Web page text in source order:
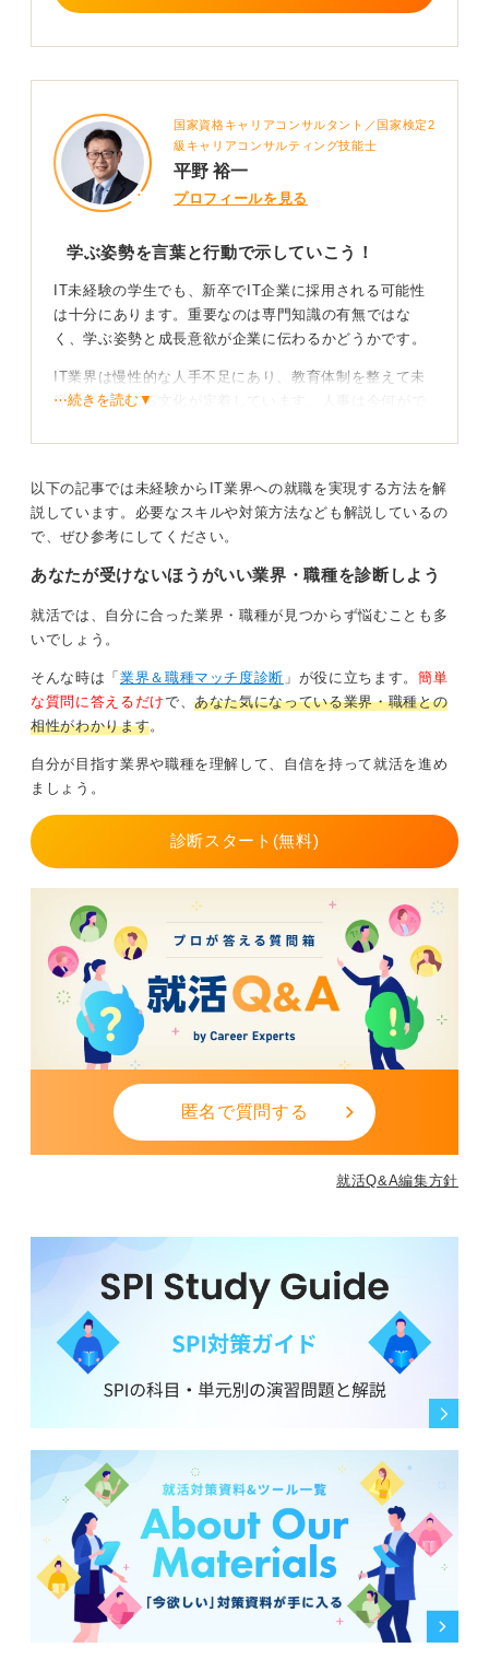
0
国家資格キャリアコンサルタント／国家検定2
級キャリアコンサルティング技能士
平野 裕一
プロフィールを見る
学ぶ姿勢を言葉と行動で示していこう！
IT未経験の学生でも、新卒でIT企業に採用される可能性
は十分にあります。重要なのは専門知識の有無ではな
く、学ぶ姿勢と成長意欲が企業に伝わるかどうかです。
IT業界は慢性的な人手不足にあり、教育体制を整えて未
経験者を育てる文化が定着しています。人事は今何がで
かという適性を見ています。
教育環境を見極めてミスマッチを防ごう！
（Progateなど）で実際にコードを書いてみた実績を提示
逆質問で未経験者の離職率や具体的な研修カリキュラム
ださい。未経験だからこそ、環境確認と事前準備が重要
です。学び続ける覚悟を言葉と行動で示せば、IT業界へ
の道は十分に開けます。
⋯続きを読む▼
以下の記事では未経験からIT業界への就職を実現する方法を解
説しています。必要なスキルや対策方法なども解説しているの
で、ぜひ参考にしてください。
あなたが受けないほうがいい業界・職種を診断しよう
就活では、自分に合った業界・職種が見つからず悩むことも多
いでしょう。
そんな時は「 業界＆職種マッチ度診断 」が役に立ちます。 簡単
な質問に答えるだけで、あなた気になっている業界・職種との
相性がわかります。
自分が目指す業界や職種を理解して、自信を持って就活を進め
ましょう。
診断スタート(無料)
匿名で質問する
就活Q&A編集方針